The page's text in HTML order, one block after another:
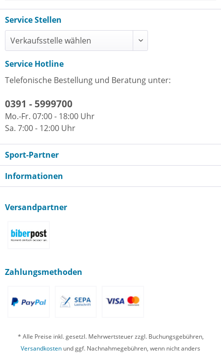
Service Stellen
Service Hotline
Telefonische Bestellung und Beratung unter:
0391 - 5999700
Mo.-Fr. 07:00 - 18:00 Uhr
Sa. 7:00 - 12:00 Uhr
Sport-Partner
Informationen
Versandpartner
Zahlungsmethoden
* Alle Preise inkl. gesetzl. Mehrwertsteuer zzgl. Buchungsgebühren,
Versandkosten und ggf. Nachnahmegebühren, wenn nicht anders